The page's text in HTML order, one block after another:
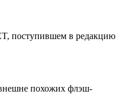
поступившем в редакцию
внешне похожих флэш-